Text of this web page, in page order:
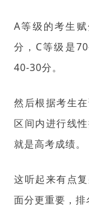
A等级的考生
分，C等级是
40-30分。
然后根据考生
区间内进行线
就是高考成绩。
这听起来有点
面分更重要，排